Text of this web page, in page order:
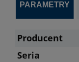
PARAMETRY
Producent
Seria